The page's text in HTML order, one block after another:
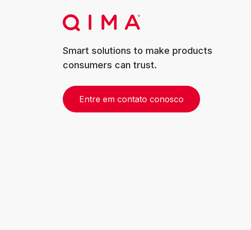
Smart solutions to make products
consumers can trust.
Entre em contato conosco